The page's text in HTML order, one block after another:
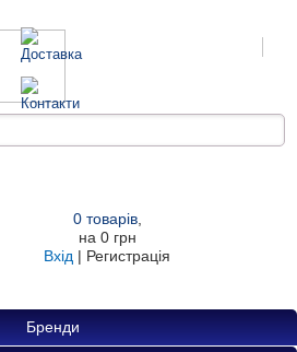
0товарів,
на 0 грн
Вхід | Регистрація
Бренди